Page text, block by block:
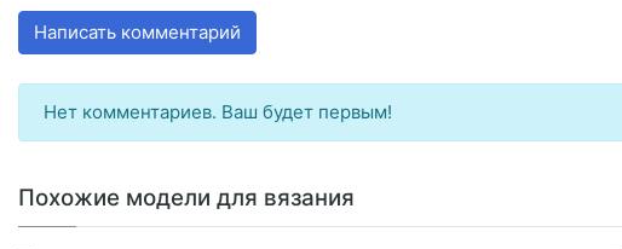
Написать комментарий
Нет комментариев. Ваш будет первым!
Похожие модели для вязания